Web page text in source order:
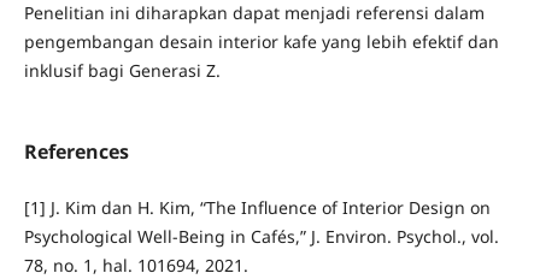
Penelitian ini diharapkan dapat menjadi referensi dalam
pengembangan desain interior kafe yang lebih efektif dan
inklusif bagi Generasi Z.
References
[1] J. Kim dan H. Kim, “The Influence of Interior Design on
Psychological Well-Being in Cafés,” J. Environ. Psychol., vol.
78, no. 1, hal. 101694, 2021.